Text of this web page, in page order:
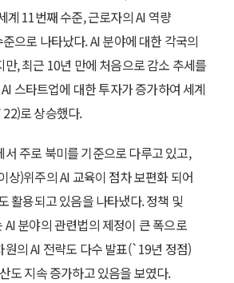
계 11번째 수준, 근로자의 AI 역량
으로 나타났다. AI 분야에 대한 각국의
, 최근 10년 만에 처음으로 감소 추세를
스타트업에 대한 투자가 증가하여 세계
로 상승했다.
주로 북미를 기준으로 다루고 있고,
상)위주의 AI 교육이 점차 보편화 되어
활용되고 있음을 나타냈다. 정책 및
분야의 관련법의 제정이 큰 폭으로
원의 AI 전략도 다수 발표(`19년 정점)
도 지속 증가하고 있음을 보였다.